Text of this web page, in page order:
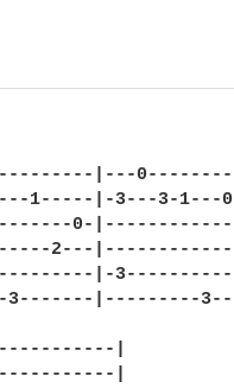
|---
1-----|-3---3-1---
0-
2---
|-
|---------
|
|